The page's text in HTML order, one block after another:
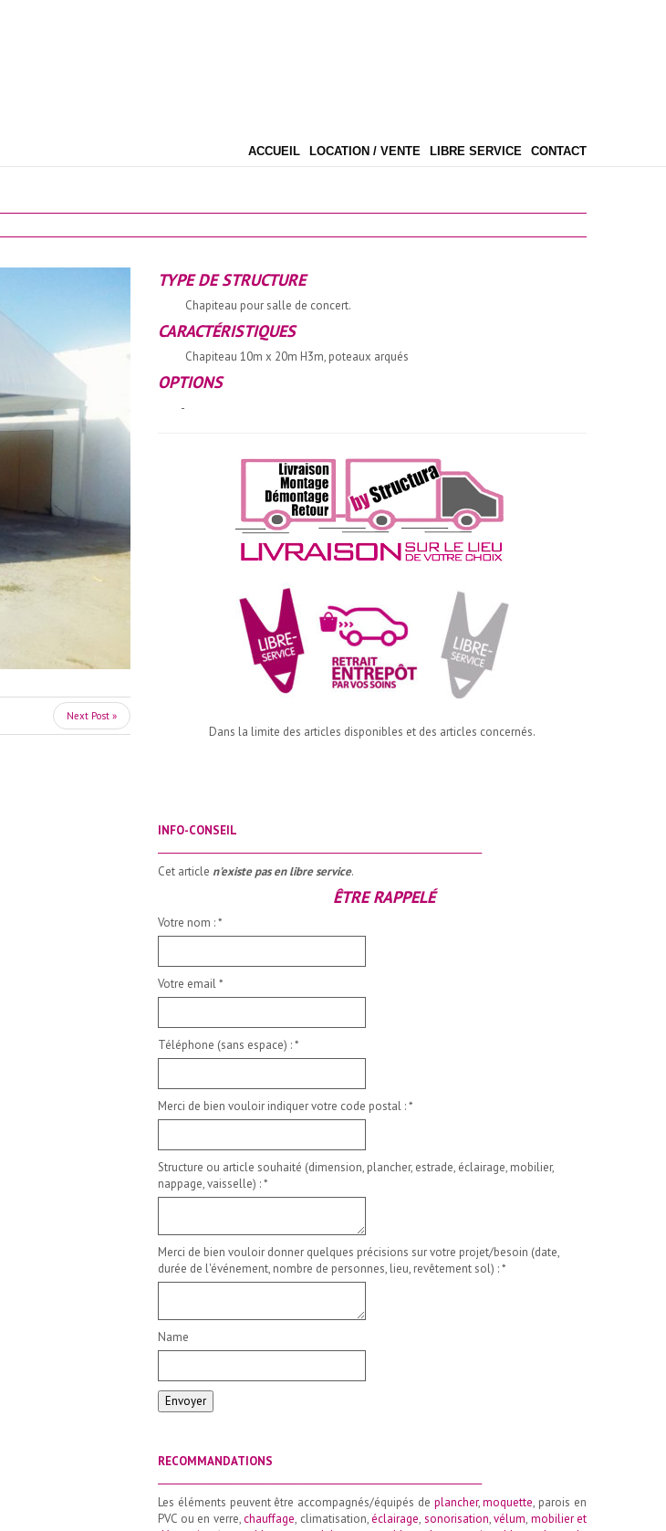
ACCUEIL LOCATION / VENTE LIBRE SERVICE CONTACT
Next Post »
TYPE DE STRUCTURE
Chapiteau pour salle de concert.
CARACTÉRISTIQUES
Chapiteau 10m x 20m H3m, poteaux arqués
OPTIONS
-
Dans la limite des articles disponibles et des articles concernés.
INFO-CONSEIL
Cet article n'existe pas en libre service.
ÊTRE RAPPELÉ
Votre nom :*
Votre email*
Téléphone (sans espace) :*
Merci de bien vouloir indiquer votre code postal :*
Structure ou article souhaité (dimension, plancher, estrade, éclairage, mobilier,
nappage, vaisselle) :*
Merci de bien vouloir donner quelques précisions sur votre projet/besoin (date,
durée de l'événement, nombre de personnes, lieu, revêtement sol) :*
Name
Envoyer
RECOMMANDATIONS
Les éléments peuvent être accompagnés/équipés de plancher,moquette, parois en
PVC ou en verre,chauffage, climatisation,éclairage, sonorisation,vélum, mobilier et